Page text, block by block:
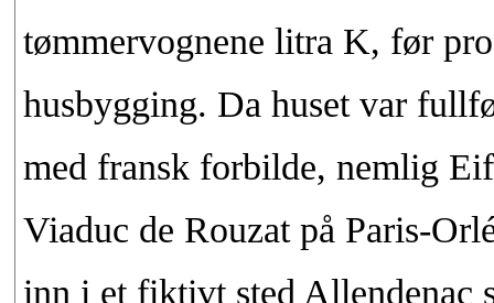
tømmervognene litra K, før
husbygging. Da huset var
med fransk forbilde, nemlig
Viaduc de Rouzat på Paris-
inn i et fiktivt sted Allendenac